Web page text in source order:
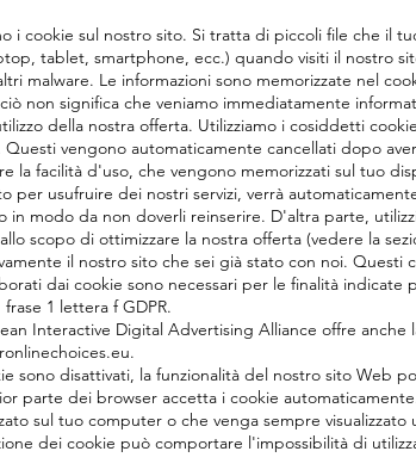
i cookie sul nostro sito. Si tratta di piccoli file che il
tablet, smartphone, ecc.) quando visiti il nostro
malware. Le informazioni sono memorizzate nel
non significa che veniamo immediatamente
della nostra offerta. Utilizziamo i cosiddetti
Questi vengono automaticamente cancellati dopo
la facilità d'uso, che vengono memorizzati sul tuo
per usufruire dei nostri servizi, verrà
in modo da non doverli reinserire. D'altra parte,
scopo di ottimizzare la nostra offerta (vedere la
il nostro sito che sei già stato con noi.
dai cookie sono necessari per le finalità
frase 1 lettera f GDPR.
Interactive Digital Advertising Alliance offre
sono disattivati, la funzionalità del nostro sito Web
parte dei browser accetta i cookie
sul tuo computer o che venga sempre
dei cookie può comportare l'impossibilità di